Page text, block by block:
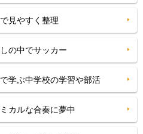
見やすく整理
の中でサッカー
学ぶ中学校の学習や部活
カルな合奏に夢中